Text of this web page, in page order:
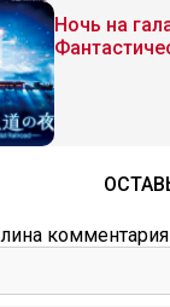
Ночь на